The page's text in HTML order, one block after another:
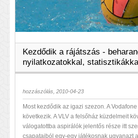
Kezdődik a rájátszás -
nyilatkozatokkal,
hozzászólás, 2010-04-23
Most kezdődik az igazi szezon. A
következik. A VLV a felsőház küzdelmeit
válogatottba aspirálók jelentős része itt
csapataiból egy-egy játékosnak ugyanazt